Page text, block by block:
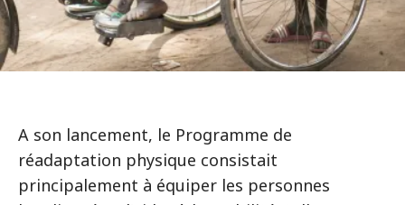
A son lancement, le Programme de
réadaptation physique consistait
principalement à équiper les personnes